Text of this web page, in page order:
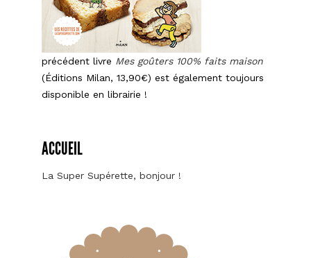
précédent livre Mes goûters 100% faits maison
(Éditions Milan, 13,90€) est également toujours
disponible en librairie !
ACCUEIL
La Super Supérette, bonjour !